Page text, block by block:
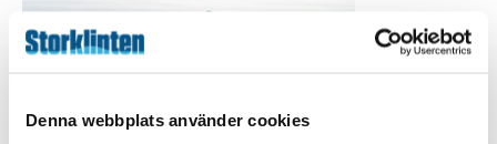
Denna webbplats använder cookies